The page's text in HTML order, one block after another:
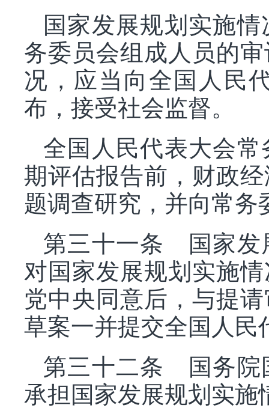
国家发展规划实施
务委员会组成人员的
况，应当向全国人民
布，接受社会监督。
全国人民代表大会
期评估报告前，财政
题调查研究，并向常
第三十一条 国家发
对国家发展规划实施
党中央同意后，与提
草案一并提交全国人民
第三十二条 国务院
承担国家发展规划实施